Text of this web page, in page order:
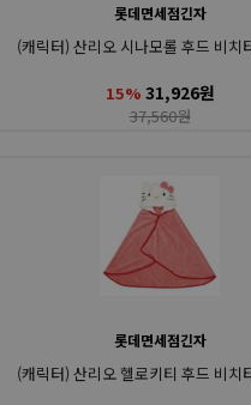
롯데면세점긴자
(캐릭터) 산리오 시나모롤 후드 비치
15% 31,926원
37,560원
롯데면세점긴자
(캐릭터) 산리오 헬로키티 후드 비치